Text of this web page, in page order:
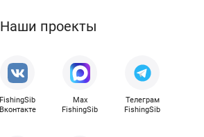
Наши проекты
FishingSib
Вконтакте
Max
FishingSib
Телеграм
FishingSib